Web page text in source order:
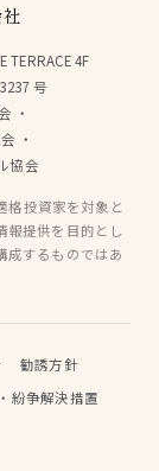
TERRACE 4F
号
・
・
協会
格投資家を対象と
報提供を目的とし
成するものではあ
勧誘方針
紛争解決措置